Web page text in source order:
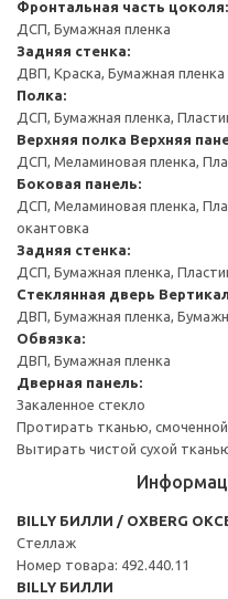
Фронтальная часть цоколя:
ДСП, Бумажная пленка
Задняя стенка:
ДВП, Краска, Бумажная пленка
Полка:
ДСП, Бумажная пленка,
Верхняя полка Верхняя
ДСП, Меламиновая пленка,
Боковая панель:
ДСП, Меламиновая пленка,
окантовка
Задняя стенка:
ДСП, Бумажная пленка,
Стеклянная дверь
ДВП, Бумажная пленка,
Обвязка:
ДВП, Бумажная пленка
Дверная панель:
Закаленное стекло
Протирать тканью,
Вытирать чистой сухой
BILLY БИЛЛИ / OXBERG
Стеллаж
Номер товара: 492.440.11
BILLY БИЛЛИ